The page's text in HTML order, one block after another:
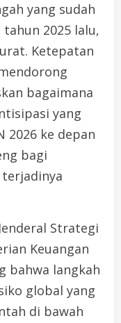
yang sudah
2025 lalu,
Ketepatan
bagaimana
yang
2026 ke depan
bagi
Strategi
Keuangan
bahwa langkah
global yang
di bawah